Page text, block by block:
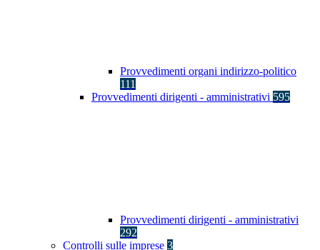
Provvedimenti organi indirizzo-politico
111
Provvedimenti dirigenti - amministrativi 595
Provvedimenti dirigenti - amministrativi
292
Controlli sulle imprese 3